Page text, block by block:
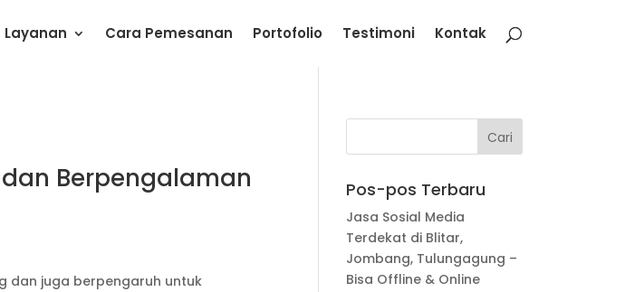
Layanan Cara Pemesanan Portofolio Testimoni Kontak
Berpengalaman
dan juga berpengaruh untuk
Pos-pos Terbaru
Jasa Sosial Media
Terdekat di Blitar,
Jombang, Tulungagung –
Bisa Offline & Online